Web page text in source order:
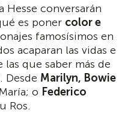
Hesse conversarán
es poner color e
famosísimos en
acaparan las vidas e
las que saber más de
Desde Marilyn, Bowie
o Federico
Ros.